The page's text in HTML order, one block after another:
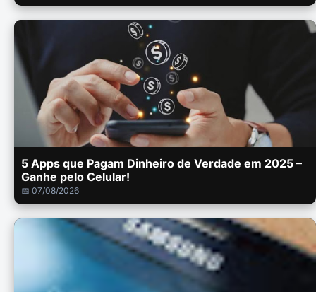
5 Apps que Pagam Dinheiro de Verdade em 2025 –
Ganhe pelo Celular!
📅 07/08/2026